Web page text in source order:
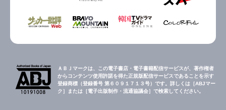
ＡＢＪマークは、この電子書店・電子書籍配信サービスが、著作権者
からコンテンツ使用許諾を得た正規版配信サービスであることを示す
登録商標（登録番号 第６０９１７１３号）です。詳しくは［ABJマー
ク］または［電子出版制作・流通協議会］で検索してください。